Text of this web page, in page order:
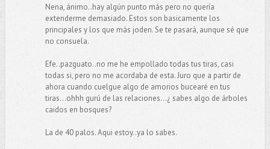
Nena, ánimo..hay algún punto más pero no quería
extenderme demasiado. Estos son basicamente los
principales y los que más joden. Se te pasará, aunque sé que
no consuela.
Efe..pazguato..no me he empollado todas tus tiras, casi
todas si, pero no me acordaba de esta. Juro que a partir de
ahora cuando cuelgue algo de amorios bucearé en tus
tiras...ohhh gurú de las relaciones...¿ sabes algo de árboles
caidos en bosques?
La de 40 palos. Aqui estoy..ya lo sabes.